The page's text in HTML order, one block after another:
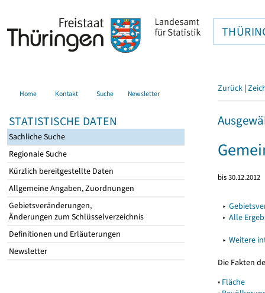
Home Kontakt Suche Newsletter
STATISTISCHE DATEN
Sachliche Suche
Regionale Suche
Kürzlich bereitgestellte Daten
Allgemeine Angaben, Zuordnungen
Gebietsveränderungen,
Änderungen zum Schlüsselverzeichnis
Definitionen und Erläuterungen
Newsletter
Zurück |
bis 30.12.2012
▸
▸ Alle
▸ Weitere
Die Fakten
▾ Fläche